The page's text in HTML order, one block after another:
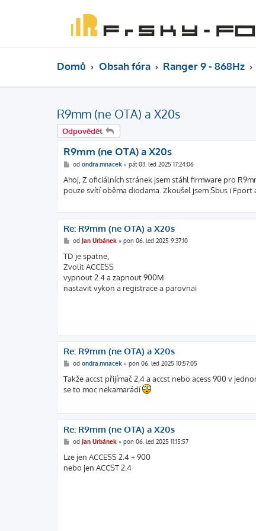
Domů Obsah fóra Ranger 9 - 868Hz
R9mm (ne OTA) a X20s
Odpovědět
R9mm (ne OTA) a X20s
P
í
s
p
e
k
od ondra.mnacek» pát 03. led 2025 17:24:06
Ahoj, Z oficiálních stránek jsem stáhl firmware pro
pouze svítí oběma diodama. Zkoušel jsem Sbus i
Re: R9mm (ne OTA) a X20s
P
í
s
p
ě
v
e
od Jan Urbánek» pon 06. led 2025 9:37:10
TD je spatne,
Zvolit ACCESS
vypnout 2.4 a zapnout 900M
nastavit vykon a registrace a parovnai
Re: R9mm (ne OTA) a X20s
P
í
s
p
e
k
od ondra.mnacek» pon 06. led 2025 10:57:05
Takže accst přijímač 2,4 a accst nebo acess 900 v
se to moc nekamarádí
Re: R9mm (ne OTA) a X20s
P
í
s
p
od Jan Urbánek» pon 06. led 2025 11:15:57
Lze jen ACCESS 2.4 + 900
nebo jen ACCST 2.4